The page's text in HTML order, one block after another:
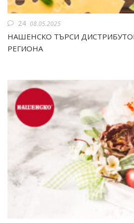
24 08.05.2025
НАШЕНСКО ТЪРСИ
РЕГИОНА